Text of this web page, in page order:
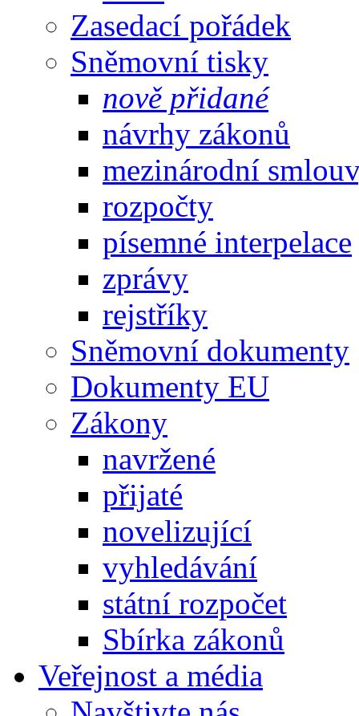
Zasedací pořádek
Sněmovní tisky
nově přidané
návrhy zákonů
mezinárodní
rozpočty
písemné interpelace
zprávy
rejstříky
Sněmovní dokumenty
Dokumenty EU
Zákony
navržené
přijaté
novelizující
vyhledávání
státní rozpočet
Sbírka zákonů
Veřejnost a média